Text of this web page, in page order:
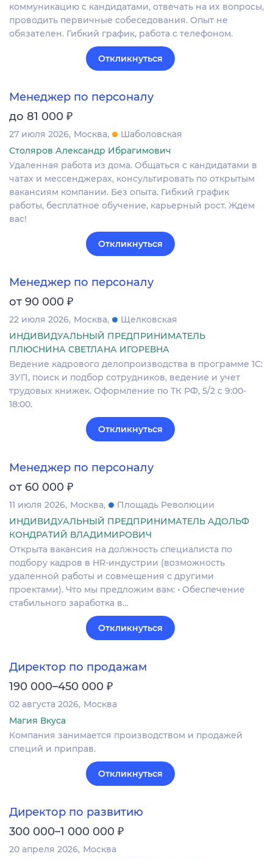
коммуникацию с кандидатами, отвечать на их вопросы,
проводить первичные собеседования. Опыт не
обязателен. Гибкий график, работа с телефоном.
Откликнуться
Менеджер по персоналу
до 81 000 ₽
27 июля 2026 Москва
Шаболовская
Столяров Александр Ибрагимович
Удаленная работа из дома. Общаться с кандидатами в
чатах и мессенджерах, консультировать по открытым
вакансиям компании. Без опыта. Гибкий график
работы, бесплатное обучение, карьерный рост. Ждем
вас!
Откликнуться
Менеджер по персоналу
от 90 000 ₽
22 июля 2026 Москва
Щелковская
ИНДИВИДУАЛЬНЫЙ ПРЕДПРИНИМАТЕЛЬ
ПЛЮСНИНА СВЕТЛАНА ИГОРЕВНА
Ведение кадрового делопроизводства в программе 1С:
ЗУП, поиск и подбор сотрудников, ведение и учет
трудовых книжек. Оформление по ТК РФ, 5/2 с 9:00-
18:00.
Откликнуться
Менеджер по персоналу
от 60 000 ₽
11 июля 2026 Москва
Площадь Революции
ИНДИВИДУАЛЬНЫЙ ПРЕДПРИНИМАТЕЛЬ АДОЛЬФ
КОНДРАТИЙ ВЛАДИМИРОВИЧ
Открыта вакансия на должность специалиста по
подбору кадров в HR-индустрии (возможность
удаленной работы и совмещения с другими
проектами). Что мы предложим вам: • Обеспечение
стабильного заработка в…
Откликнуться
Директор по продажам
190 000–450 000 ₽
02 августа 2026 Москва
Магия Вкуса
Компания занимается производством и продажей
специй и приправ.
Откликнуться
Директор по развитию
300 000–1 000 000 ₽
20 апреля 2026 Москва